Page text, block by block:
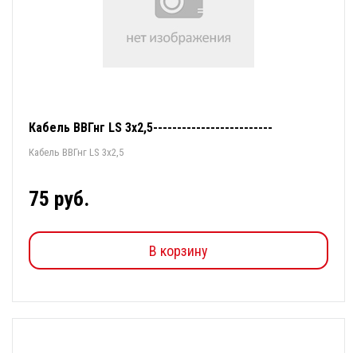
Кабель ВВГнг LS 3х2,5-------------------------
Кабель ВВГнг LS 3х2,5
75 руб.
В корзину